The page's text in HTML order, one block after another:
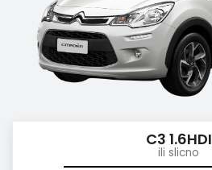
C3 1.6HDI
ili slicno